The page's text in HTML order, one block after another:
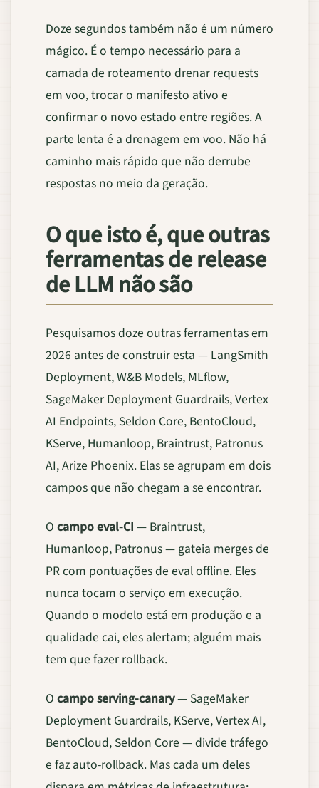
Doze segundos também não é um número
mágico. É o tempo necessário para a
camada de roteamento drenar requests
em voo, trocar o manifesto ativo e
confirmar o novo estado entre regiões. A
parte lenta é a drenagem em voo. Não há
caminho mais rápido que não derrube
respostas no meio da geração.
O que isto é, que outras
ferramentas de release
de LLM não são
Pesquisamos doze outras ferramentas em
2026 antes de construir esta — LangSmith
Deployment, W&B Models, MLflow,
SageMaker Deployment Guardrails, Vertex
AI Endpoints, Seldon Core, BentoCloud,
KServe, Humanloop, Braintrust, Patronus
AI, Arize Phoenix. Elas se agrupam em dois
campos que não chegam a se encontrar.
O campo eval-CI — Braintrust,
Humanloop, Patronus — gateia merges de
PR com pontuações de eval offline. Eles
nunca tocam o serviço em execução.
Quando o modelo está em produção e a
qualidade cai, eles alertam; alguém mais
tem que fazer rollback.
O campo serving-canary— SageMaker
Deployment Guardrails, KServe, Vertex AI,
BentoCloud, Seldon Core — divide tráfego
e faz auto-rollback. Mas cada um deles